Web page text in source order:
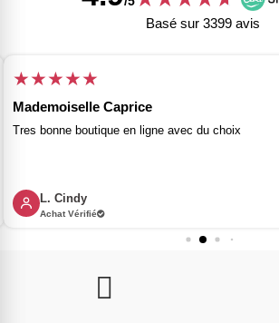
Basé sur 3399 avis
★★★★★
Mademoiselle Caprice
Tres bonne boutique en ligne avec du choix
L. Cindy
Achat Vérifié